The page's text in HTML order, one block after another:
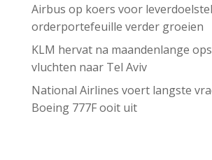
Airbus op koers voor
orderportefeuille verder groeien
KLM hervat na maandenlange
vluchten naar Tel Aviv
National Airlines voert langste
Boeing 777F ooit uit